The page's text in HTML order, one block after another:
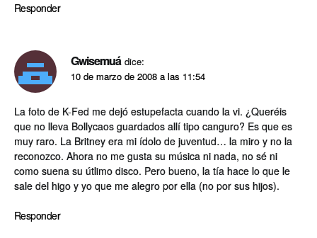
Responder
Gwisemuá dice:
10 de marzo de 2008 a las 11:54
La foto de K-Fed me dejó estupefacta cuando la vi. ¿Queréis
que no lleva Bollycaos guardados allí­ tipo canguro? Es que es
muy raro. La Britney era mi í­dolo de juventud… la miro y no la
reconozco. Ahora no me gusta su música ni nada, no sé ni
como suena su útlimo disco. Pero bueno, la tí­a hace lo que le
sale del higo y yo que me alegro por ella (no por sus hijos).
Responder